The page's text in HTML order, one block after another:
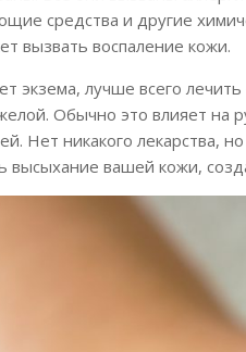
средства и другие
вызвать воспаление кожи.
экзема, лучше всего
Обычно это влияет на
Нет никакого
высыхание вашей кожи,